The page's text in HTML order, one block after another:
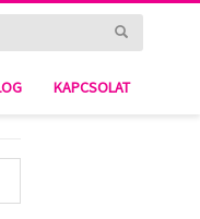
KAPCSOLAT